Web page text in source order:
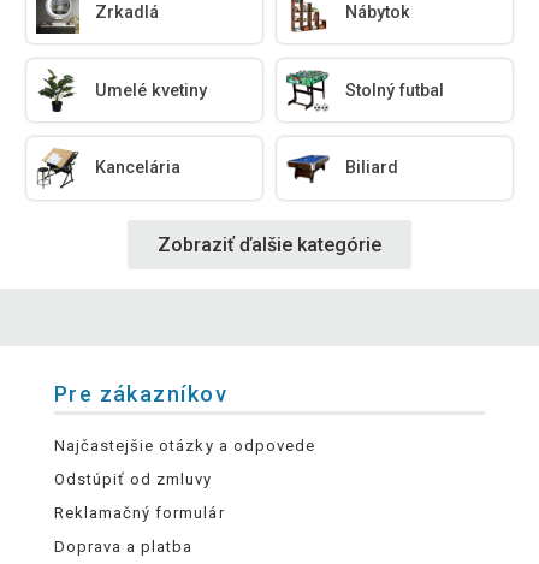
Zrkadlá Nábytok
Umelé kvetiny Stolný futbal
Kancelária Biliard
Zobraziť ďalšie kategórie
Pre zákazníkov
Najčastejšie otázky a odpovede
Odstúpiť od zmluvy
Reklamačný formulár
Doprava a platba